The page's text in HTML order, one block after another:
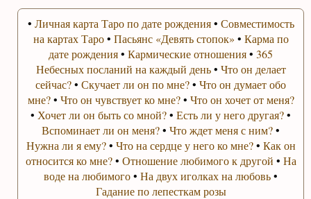
• Личная карта Таро по дате рождения• Совместимость
на картах Таро• Пасьянс «Девять стопок» • Карма по
дате рождения•Кармические отношения•365
Небесных посланий на каждый день• Что он делает
сейчас?•Скучает ли он по мне?•Что он думает обо
мне?• Что он чувствует ко мне?• Что он хочет от меня?
• Хочет ли он быть со мной?•Есть ли у него другая?•
Вспоминает ли он меня?•Что ждет меня с ним?•
Нужна ли я ему?• Что на сердце у него ко мне?• Как он
относится ко мне?• Отношение любимого к другой • На
воде на любимого•На двух иголках на любовь•
Гадание по лепесткам розы